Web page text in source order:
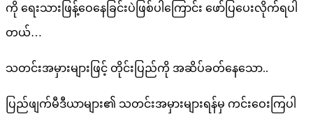
ကို ရေးသားဖြန့်ဝေနေခြင်းပဲဖြစ်ပါကြောင်း ဖော်ပြပေးလိုက်ရပါ
တယ်…
သတင်းအမှားများဖြင့် တိုင်းပြည်ကို အဆိပ်ခတ်နေသော..
ပြည်ဖျက်မီဒီယာများ၏ သတင်းအမှားများရန်မှ ကင်းဝေးကြပါ